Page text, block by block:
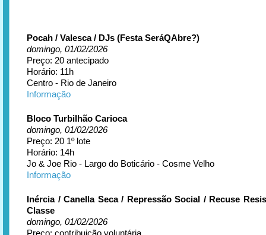
Pocah / Valesca / DJs (Festa SeráQAbre?)
domingo, 01/02/2026
Preço: 20 antecipado
Horário: 11h
Centro - Rio de Janeiro
Informação
Bloco Turbilhão Carioca
domingo, 01/02/2026
Preço: 20 1º lote
Horário: 14h
Jo & Joe Rio - Largo do Boticário - Cosme Velho
Informação
Inércia / Canella Seca / Repressão Social / Recuse
Classe
domingo, 01/02/2026
Preço: contribuição voluntária